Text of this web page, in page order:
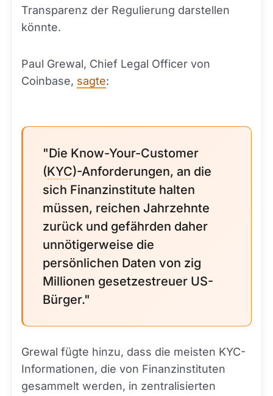
Transparenz der Regulierung darstellen
könnte.
Paul Grewal, Chief Legal Officer von
Coinbase, sagte:
"Die Know-Your-Customer
(KYC)-Anforderungen, an die
sich Finanzinstitute halten
müssen, reichen Jahrzehnte
zurück und gefährden daher
unnötigerweise die
persönlichen Daten von zig
Millionen gesetzestreuer US-
Bürger."
Grewal fügte hinzu, dass die meisten KYC-
Informationen, die von Finanzinstituten
gesammelt werden, in zentralisierten